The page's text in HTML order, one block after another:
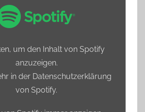
um den Inhalt von Spotify
anzuzeigen.
in der Datenschutzerklärung
von Spotify.